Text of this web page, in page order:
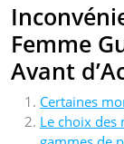
Femme
Avant
Certaines
Le choix des